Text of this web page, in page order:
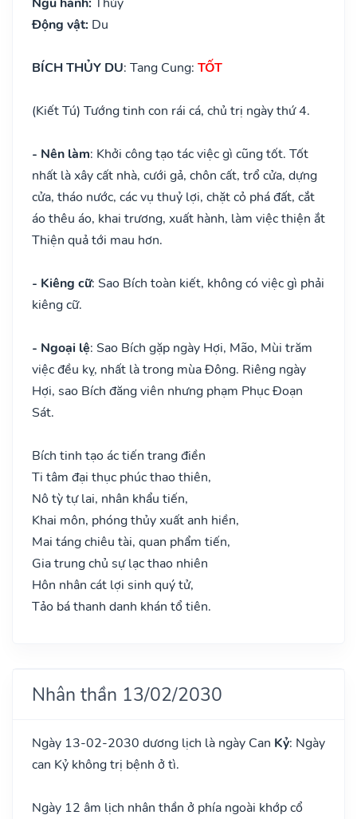
Động vật: Du
BÍCH THỦY DU: Tang Cung: TỐT
(Kiết Tú) Tướng tinh con rái cá, chủ trị ngày thứ 4.
- Nên làm: Khởi công tạo tác việc gì cũng tốt. Tốt
nhất là xây cất nhà, cưới gả, chôn cất, trổ cửa, dựng
cửa, tháo nước, các vụ thuỷ lợi, chặt cỏ phá đất, cắt
áo thêu áo, khai trương, xuất hành, làm việc thiện ắt
Thiện quả tới mau hơn.
- Kiêng cữ: Sao Bích toàn kiết, không có việc gì phải
kiêng cữ.
- Ngoại lệ: Sao Bích gặp ngày Hợi, Mão, Mùi trăm
việc đều kỵ, nhất là trong mùa Đông. Riêng ngày
Hợi, sao Bích đăng viên nhưng phạm Phục Đoạn
Sát.
Bích tinh tạo ác tiến trang điền
Ti tâm đại thục phúc thao thiên,
Nô tỳ tự lai, nhân khẩu tiến,
Khai môn, phóng thủy xuất anh hiền,
Mai táng chiêu tài, quan phẩm tiến,
Gia trung chủ sự lạc thao nhiên
Hôn nhân cát lợi sinh quý tử,
Tảo bá thanh danh khán tổ tiên.
Nhân thần 13/02/2030
Ngày 13-02-2030 dương lịch là ngày Can Kỷ: Ngày
can Kỷ không trị bệnh ở tì.
Ngày 12 âm lịch nhân thần ở phía ngoài khớp cổ